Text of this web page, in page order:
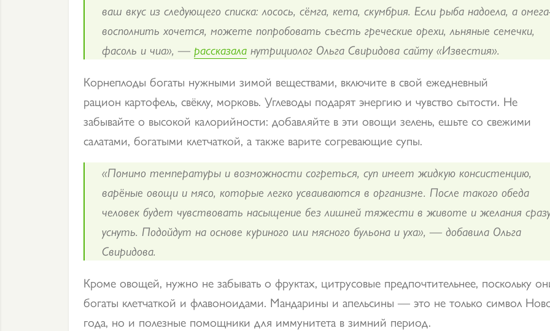
ваш вкус из следующего списка: лосось, сёмга, кета, скумбрия. Если рыба надоела, а
восполнить хочется, можете попробовать съесть греческие орехи, льняные семечки,
фасоль и чиа», — рассказала нутрициолог Ольга Свиридова сайту «Известия».
Корнеплоды богаты нужными зимой веществами, включите в свой ежедневный
рацион картофель, свёклу, морковь. Углеводы подарят энергию и чувство сытости. Не
забывайте о высокой калорийности: добавляйте в эти овощи зелень, ешьте со свежими
салатами, богатыми клетчаткой, а также варите согревающие супы.
«Помимо температуры и возможности согреться, суп имеет жидкую консистенцию,
варёные овощи и мясо, которые легко усваиваются в организме. После такого обеда
человек будет чувствовать насыщение без лишней тяжести в животе и желания
уснуть. Подойдут на основе куриного или мясного бульона и уха», — добавила Ольга
Свиридова.
Кроме овощей, нужно не забывать о фруктах, цитрусовые предпочтительнее, поскольку
богаты клетчаткой и флавоноидами. Мандарины и апельсины — это не только символ
года, но и полезные помощники для иммунитета в зимний период.